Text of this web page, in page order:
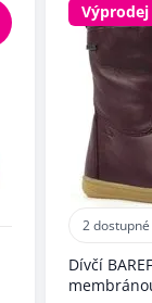
Výprodej
2
Dívčí